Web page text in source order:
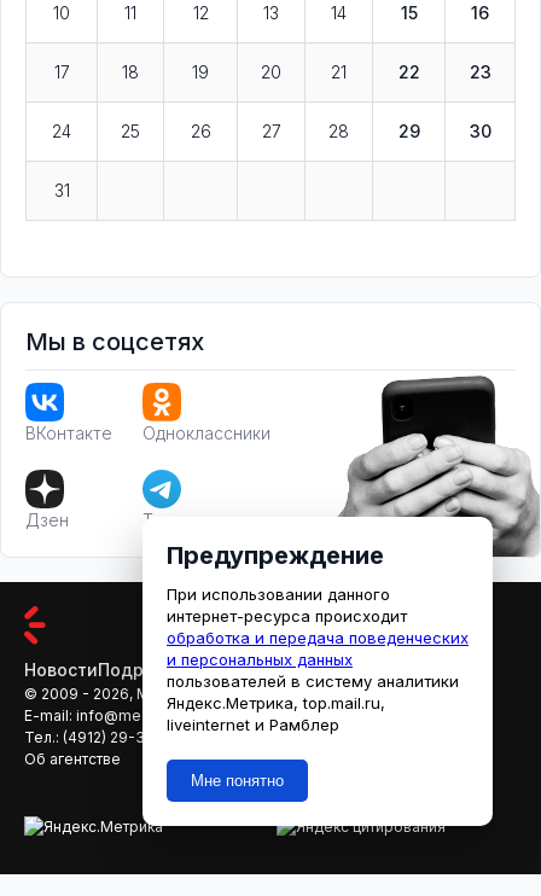
10 11 12 13 14 15 16
17 18 19 20 21 22 23
24 25 26 27 28 29 30
31
Мы в соцсетях
ВКонтакте Одноклассники
Дзен Телеграм
НовостиПодробностиАфишаКино
© 2009 - 2026, МЕДИАРЯЗАНЬ
E-mail: info@mediaryazan.ru,reklama@mediaryazan.ru
Тел.: (4912) 29-33-66
Об агентстве
Предупреждение
При использовании данного
интернет-ресурса происходит
обработка и передача поведенческих
и персональных данных
пользователей в систему аналитики
Яндекс.Метрика, top.mail.ru,
liveinternet и Рамблер
Мне понятно